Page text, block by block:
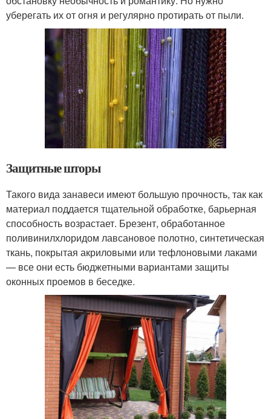
уберегать их от огня и регулярно протирать от пыли.
Защитные шторы
Такого вида занавеси имеют большую прочность, так как
материал поддается тщательной обработке, барьерная
способность возрастает. Брезент, обработанное
поливинилхлоридом лавсановое полотно, синтетическая
ткань, покрытая акриловыми или тефлоновыми лаками
— все они есть бюджетными вариантами защиты
оконных проемов в беседке.